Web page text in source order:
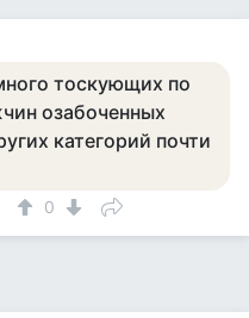
тоскующих по
озабоченных
категорий почти
0